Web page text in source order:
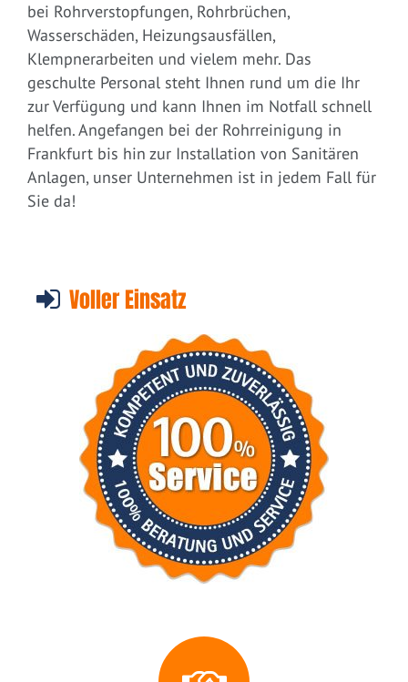
bei Rohrverstopfungen, Rohrbrüchen,
Wasserschäden, Heizungsausfällen,
Klempnerarbeiten und vielem mehr. Das
geschulte Personal steht Ihnen rund um die Ihr
zur Verfügung und kann Ihnen im Notfall schnell
helfen. Angefangen bei der Rohrreinigung in
Frankfurt bis hin zur Installation von Sanitären
Anlagen, unser Unternehmen ist in jedem Fall für
Sie da!
Voller Einsatz